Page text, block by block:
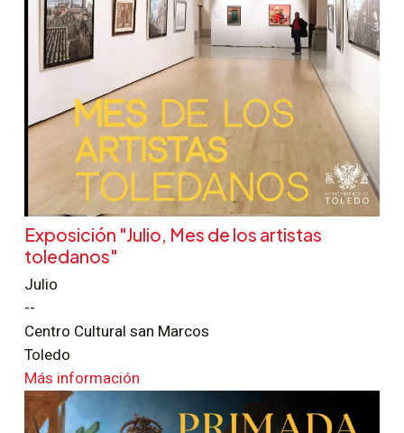
Exposición "Julio, Mes de los artistas
toledanos"
Julio
--
Centro Cultural san Marcos
Toledo
Más información